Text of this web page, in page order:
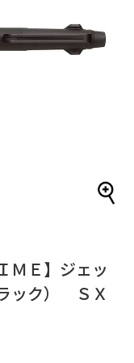
ＭＥ】ジェッ
ック） ＳＸ